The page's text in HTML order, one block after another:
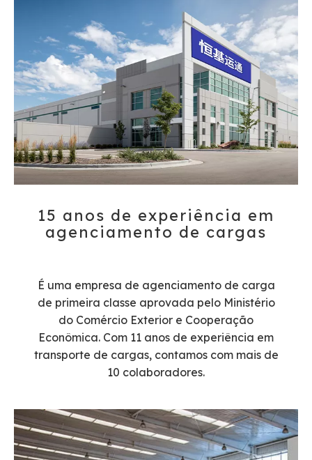
15 anos de experiência em
agenciamento de cargas​​​​​​​
É uma empresa de agenciamento de carga
de primeira classe aprovada pelo Ministério
do Comércio Exterior e Cooperação
Econômica. Com 11 anos de experiência em
transporte de cargas, contamos com mais de
10 colaboradores.